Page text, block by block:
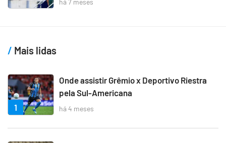
há 7 meses
Mais lidas
1
Onde assistir Grêmio x Deportivo Riestra
pela Sul-Americana
há 4 meses